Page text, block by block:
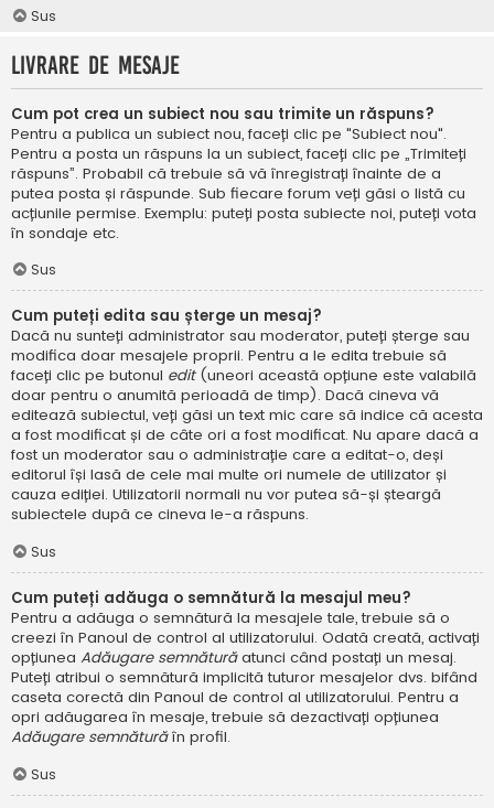
Sus
Livrare de mesaje
Cum pot crea un subiect nou sau trimite un răspuns?
Pentru a publica un subiect nou, faceți clic pe "Subiect nou".
Pentru a posta un răspuns la un subiect, faceți clic pe „Trimiteți
răspuns”. Probabil că trebuie să vă înregistrați înainte de a
putea posta și răspunde. Sub fiecare forum veți găsi o listă cu
acțiunile permise. Exemplu: puteți posta subiecte noi, puteți vota
în sondaje etc.
Sus
Cum puteți edita sau șterge un mesaj?
Dacă nu sunteți administrator sau moderator, puteți șterge sau
modifica doar mesajele proprii. Pentru a le edita trebuie să
faceți clic pe butonul edit (uneori această opțiune este valabilă
doar pentru o anumită perioadă de timp). Dacă cineva vă
editează subiectul, veți găsi un text mic care să indice că acesta
a fost modificat și de câte ori a fost modificat. Nu apare dacă a
fost un moderator sau o administrație care a editat-o, deși
editorul își lasă de cele mai multe ori numele de utilizator și
cauza ediției. Utilizatorii normali nu vor putea să-și șteargă
subiectele după ce cineva le-a răspuns.
Sus
Cum puteți adăuga o semnătură la mesajul meu?
Pentru a adăuga o semnătură la mesajele tale, trebuie să o
creezi în Panoul de control al utilizatorului. Odată creată, activați
opțiunea Adăugare semnăturăatunci când postați un mesaj.
Puteți atribui o semnătură implicită tuturor mesajelor dvs. bifând
caseta corectă din Panoul de control al utilizatorului. Pentru a
opri adăugarea în mesaje, trebuie să dezactivați opțiunea
Adăugare semnăturăîn profil.
Sus